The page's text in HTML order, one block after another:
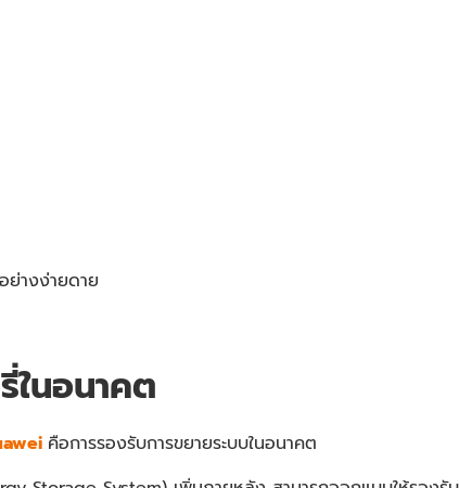
ย่างง่ายดาย
ในอนาคต
คือการรองรับการขยายระบบในอนาคต